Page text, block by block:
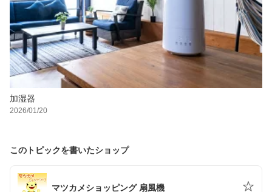
加湿器
2026/01/20
このトピックを書いたショップ
マツカメショッピング 扇風機